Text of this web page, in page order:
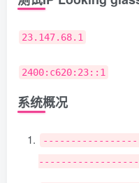
23.147.68.1
2400:c620:23::1
系统概况